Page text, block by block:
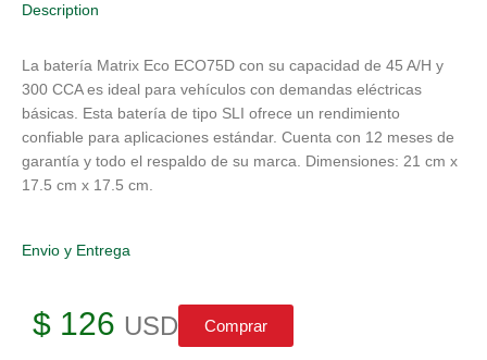
Description
La batería Matrix Eco ECO75D con su capacidad de 45 A/H y
300 CCA es ideal para vehículos con demandas eléctricas
básicas. Esta batería de tipo SLI ofrece un rendimiento
confiable para aplicaciones estándar. Cuenta con 12 meses de
garantía y todo el respaldo de su marca. Dimensiones: 21 cm x
17.5 cm x 17.5 cm.
Envio y Entrega
$ 126 USD Comprar